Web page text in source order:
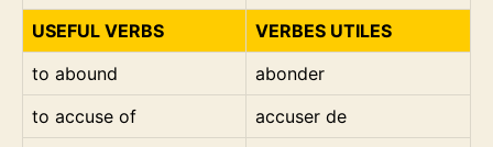
USEFUL VERBS
VERBES UTILES
to abound
abonder
to accuse of
accuser de